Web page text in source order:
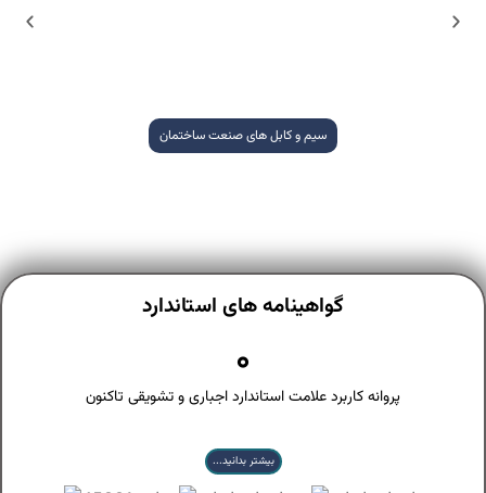
سیم و کابل های صنعت ساختمان
گواهینامه های استاندارد
پروانه کاربرد علامت استاندارد اجباری و تشویقی تاکنون
0
بیشتر بدانید...